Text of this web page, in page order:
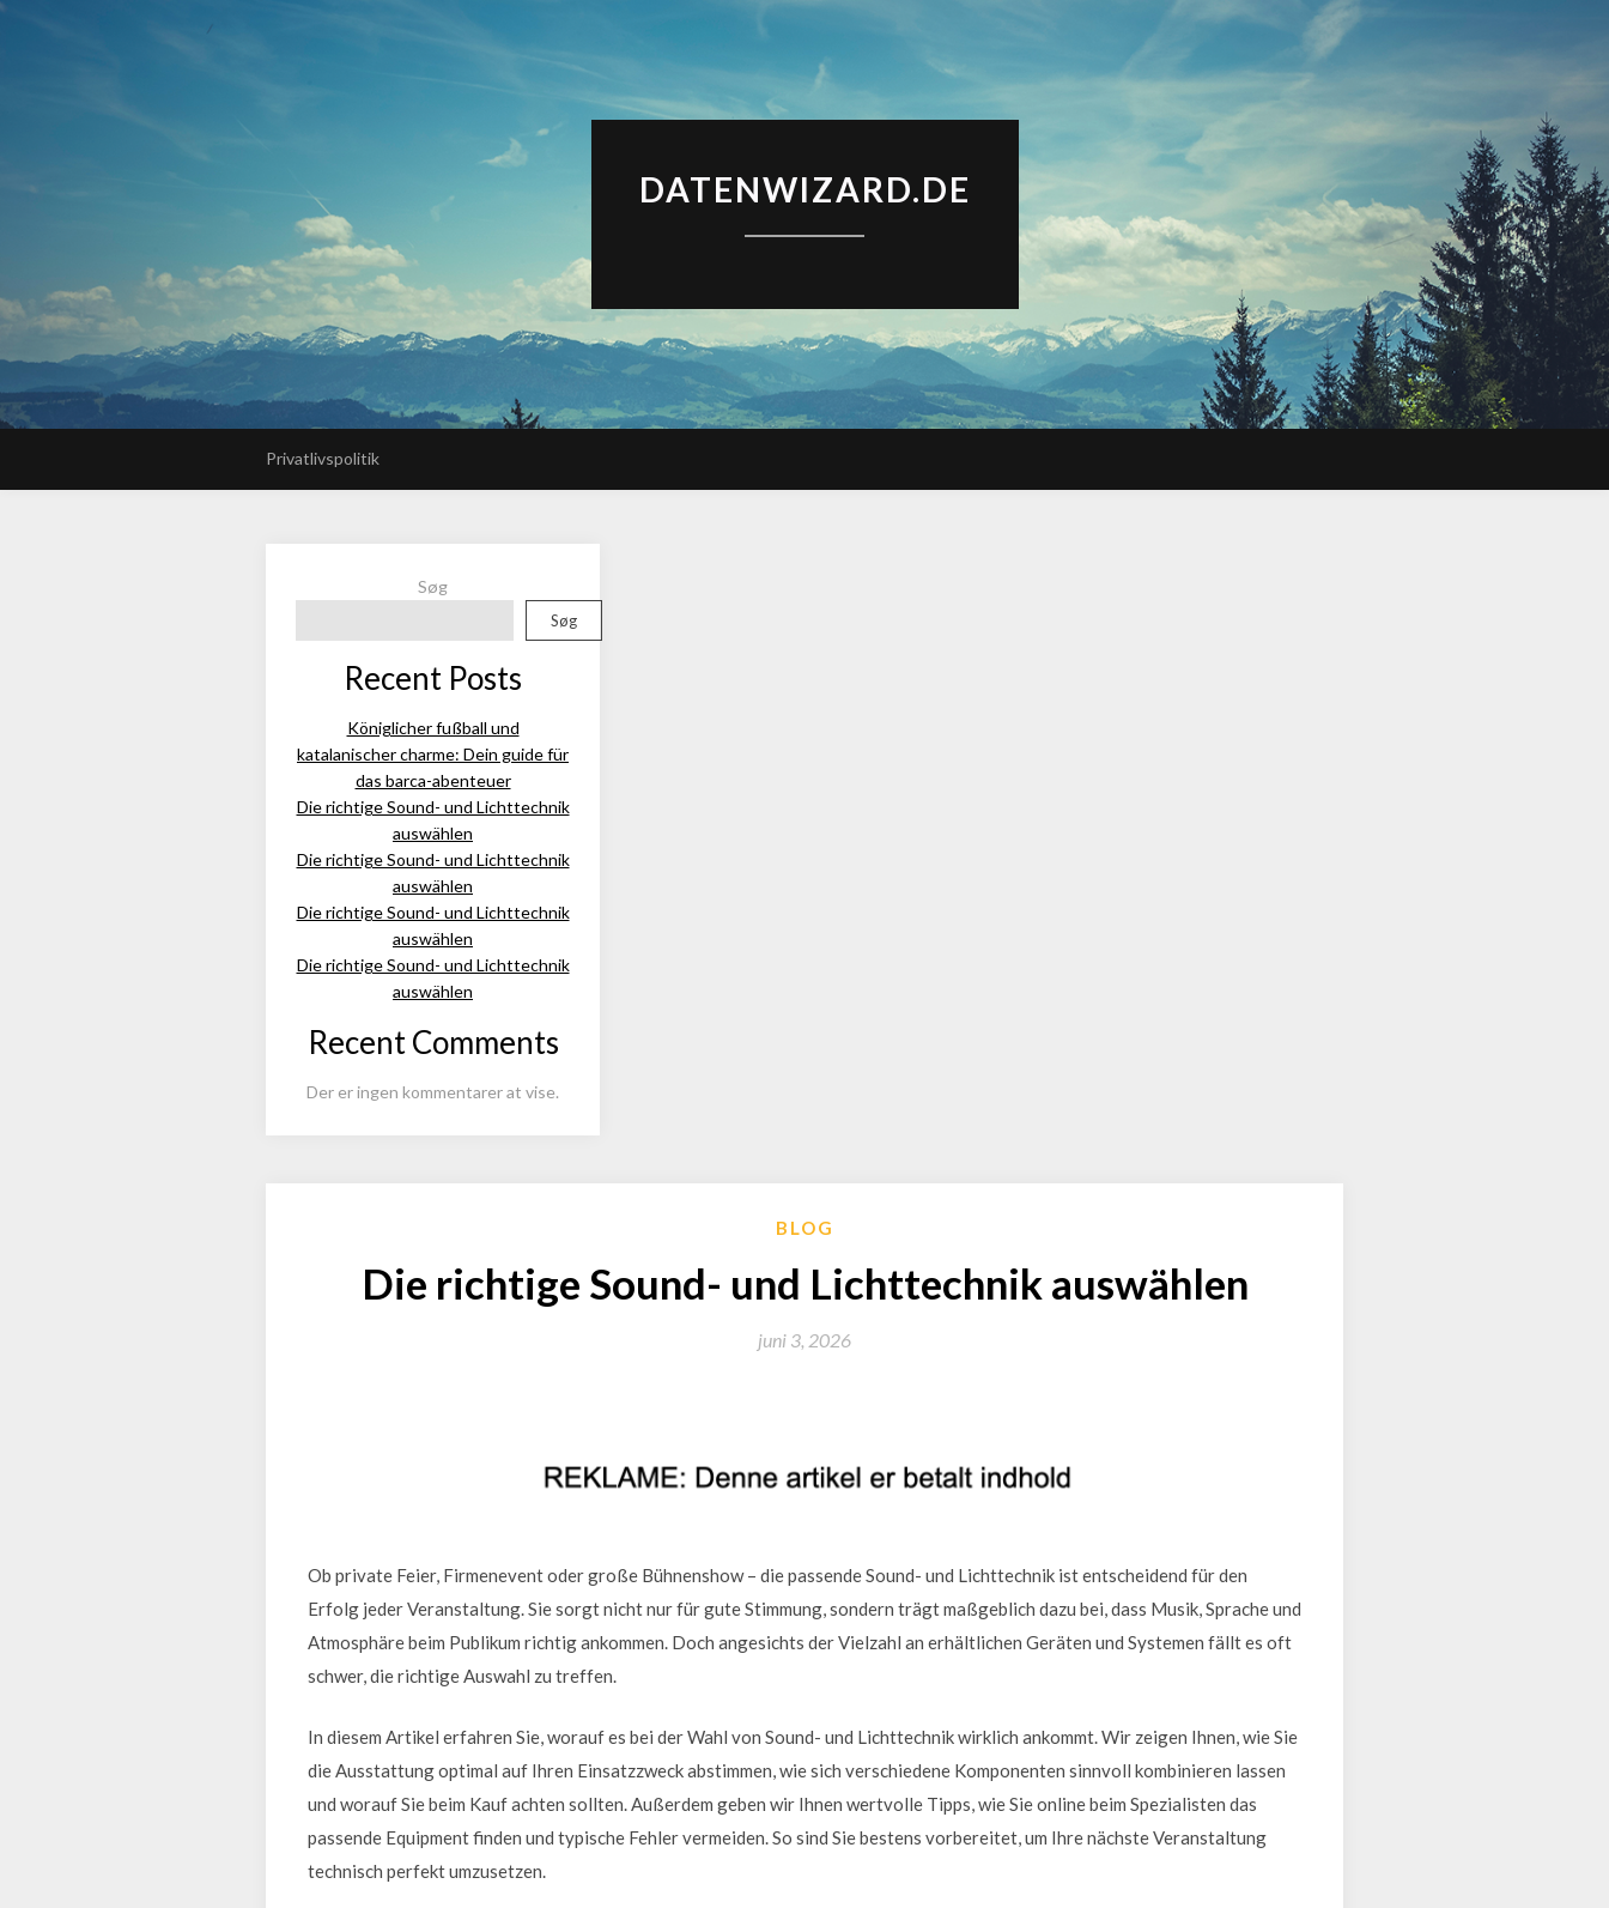
DATENWIZARD.DE
Privatlivspolitik
Søg
Søg
Recent Posts
Königlicher fußball und
katalanischer charme: Dein guide für
das barca-abenteuer
Die richtige Sound- und Lichttechnik
auswählen
Die richtige Sound- und Lichttechnik
auswählen
Die richtige Sound- und Lichttechnik
auswählen
Die richtige Sound- und Lichttechnik
auswählen
Recent Comments
Der er ingen kommentarer at vise.
BLOG
Die richtige Sound- und Lichttechnik auswählen
juni 3, 2026
Ob private Feier, Firmenevent oder große Bühnenshow – die passende Sound- und Lichttechnik ist entscheidend für den
Erfolg jeder Veranstaltung. Sie sorgt nicht nur für gute Stimmung, sondern trägt maßgeblich dazu bei, dass Musik, Sprache und
Atmosphäre beim Publikum richtig ankommen. Doch angesichts der Vielzahl an erhältlichen Geräten und Systemen fällt es oft
schwer, die richtige Auswahl zu treffen.
In diesem Artikel erfahren Sie, worauf es bei der Wahl von Sound- und Lichttechnik wirklich ankommt. Wir zeigen Ihnen, wie Sie
die Ausstattung optimal auf Ihren Einsatzzweck abstimmen, wie sich verschiedene Komponenten sinnvoll kombinieren lassen
und worauf Sie beim Kauf achten sollten. Außerdem geben wir Ihnen wertvolle Tipps, wie Sie online beim Spezialisten das
passende Equipment finden und typische Fehler vermeiden. So sind Sie bestens vorbereitet, um Ihre nächste Veranstaltung
technisch perfekt umzusetzen.